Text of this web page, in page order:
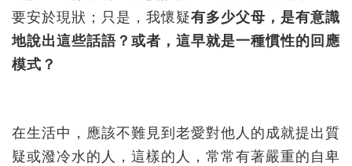
要安於現狀；只是，我懷疑有多少父母，是有意識
地說出這些話語？或者，這早就是一種慣性的回應
模式？
在生活中，應該不難見到老愛對他人的成就提出質
疑或潑冷水的人，這樣的人，常常有著嚴重的自卑